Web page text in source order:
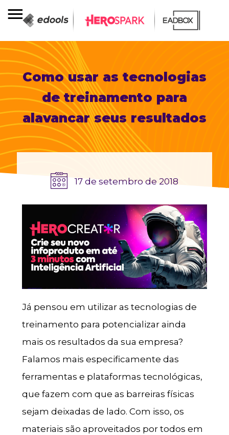
Como usar as tecnologias
de treinamento para
alavancar seus resultados
17 de setembro de 2018
Já pensou em utilizar as tecnologias de
treinamento para potencializar ainda
mais os resultados da sua empresa?
Falamos mais especificamente das
ferramentas e plataformas tecnológicas,
que fazem com que as barreiras físicas
sejam deixadas de lado. Com isso, os
materiais são aproveitados por todos em